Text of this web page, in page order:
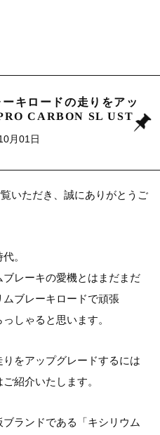
キロードの走りをアッ
CARBON SL UST
月01日
いただき、誠にありがとうご
。
レーキの愛機とはまだまだ
ブレーキロードで頑張
しゃると思います。
をアップグレードするには
紹介いたします。
ランドである「キシリウム